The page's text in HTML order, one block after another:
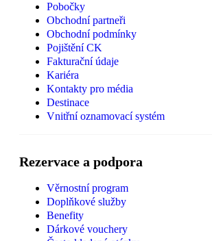
Pobočky
Obchodní partneři
Obchodní podmínky
Pojištění CK
Fakturační údaje
Kariéra
Kontakty pro média
Destinace
Vnitřní oznamovací systém
Rezervace a podpora
Věrnostní program
Doplňkové služby
Benefity
Dárkové vouchery